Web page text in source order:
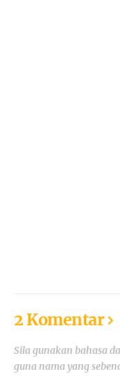
2 Komentar
Sila gunakan bahasa
guna nama yang